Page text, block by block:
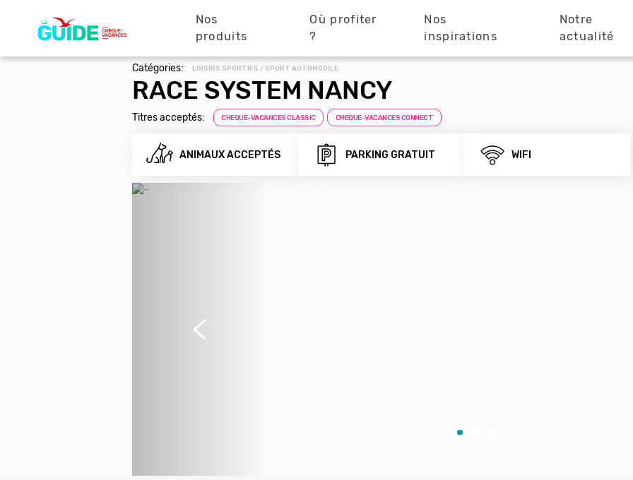
principale
Nos
produits
Où profiter
?
Nos
inspirations
Notre
actualité
Catégories: LOISIRS SPORTIFS / SPORT AUTOMOBILE
RACE SYSTEM NANCY
Titres acceptés: CHEQUE-VACANCES CLASSIC CHEQUE-VACANCES CONNECT
ANIMAUX ACCEPTÉS PARKING GRATUIT WIFI
Précédent